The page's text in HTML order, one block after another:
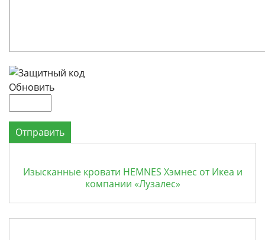
Обновить
Отправить
Изысканные кровати HEMNES Хэмнес от Икеа и
компании «Лузалес»